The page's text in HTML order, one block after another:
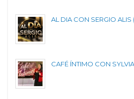
AL DIA CON SERGIO ALIS
CAFÉ ÍNTIMO CON